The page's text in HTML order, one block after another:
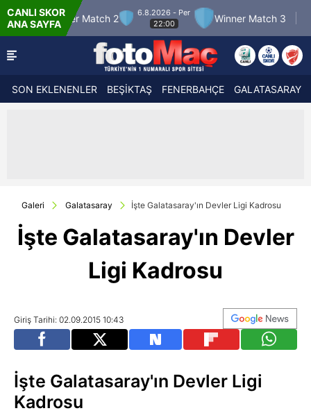
CANLI SKOR
ANA SAYFA
- Per
22:00
Winner Match 3 Boluspor
7.8.2026 - Cum
21:30
SON EKLENENLER BEŞİKTAŞ FENERBAHÇE GALATASARAY
Galeri Galatasaray İşte Galatasaray'ın Devler Ligi Kadrosu
İşte Galatasaray'ın Devler
Ligi Kadrosu
Giriş Tarihi: 02.09.2015 10:43
İşte Galatasaray'ın Devler Ligi
Kadrosu